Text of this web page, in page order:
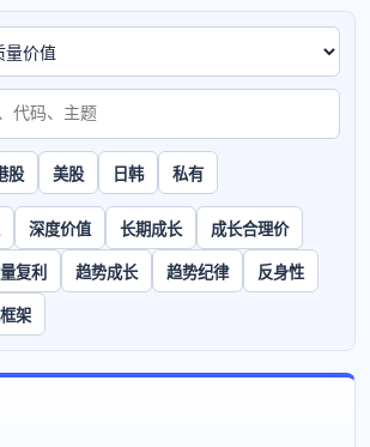
股 美股 日韩 私有
深度价值 长期成长 成长合理价
复利 趋势成长 趋势纪律 反身性
架